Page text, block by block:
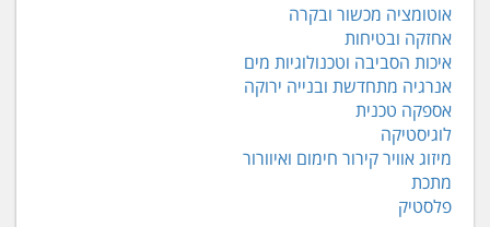
אוטומציה מכשור ובקרה
אחזקה ובטיחות
איכות הסביבה וטכנולוגיות מים
אנרגיה מתחדשת ובנייה ירוקה
אספקה טכנית
לוגיסטיקה
מיזוג אוויר קירור חימום ואיוורור
מתכת
פלסטיק